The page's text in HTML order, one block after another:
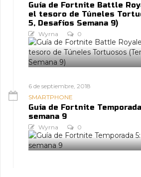
Guía de Fortnite Battle
el tesoro de Túneles
5, Desafíos Semana 9)
Wyrna 0
6 de septiembre, 2018
SMARTPHONE
Guía de Fortnite
semana 9
Wyrna 0